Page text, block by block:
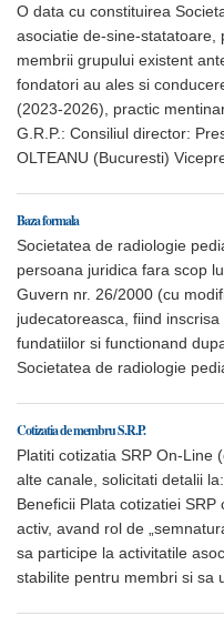
O data cu constituirea
asociatie de-sine-statatoare,
membrii grupului existent
fondatori au ales si
(2023-2026), practic
G.R.P.: Consiliul director:
OLTEANU (Bucuresti)
Baza formala
Societatea de radiologie
persoana juridica fara scop
Guvern nr. 26/2000 (cu
judecatoreasca, fiind
fundatiilor si functionand
Societatea de radiologie
Cotizatia de membru S.R.P.
Platiti cotizatia SRP On-Line
alte canale, solicitati detalii
Beneficii Plata cotizatiei
activ, avand rol de
sa participe la activitatile
stabilite pentru membri si sa